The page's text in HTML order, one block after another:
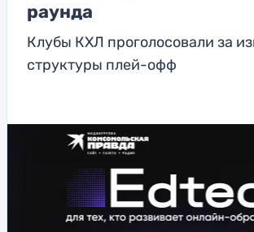
раунда
Клубы КХЛ проголосовали за
структуры плей-офф